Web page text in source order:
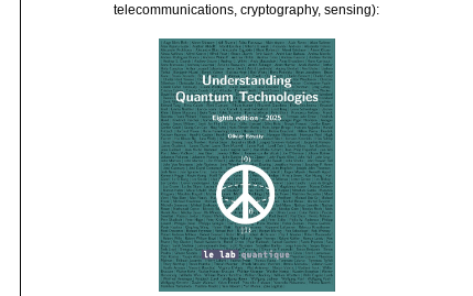
telecommunications, cryptography, sensing):